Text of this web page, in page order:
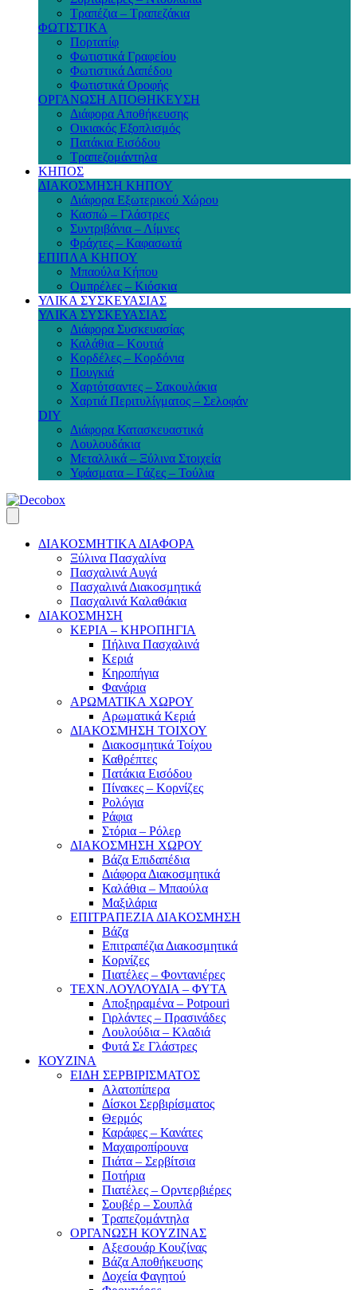
Τραπέζια – Τραπεζάκια
ΦΩΤΙΣΤΙΚΑ
Πορτατίφ
Φωτιστικά Γραφείου
Φωτιστικά Δαπέδου
Φωτιστικά Οροφής
ΟΡΓΑΝΩΣΗ ΑΠΟΘΗΚΕΥΣΗ
Διάφορα Αποθήκευσης
Οικιακός Εξοπλισμός
Πατάκια Εισόδου
Τραπεζομάντηλα
ΚΗΠΟΣ
ΔΙΑΚΟΣΜΗΣΗ ΚΗΠΟΥ
Διάφορα Εξωτερικού Χώρου
Κασπώ – Γλάστρες
Συντριβάνια – Λίμνες
Φράχτες – Καφασωτά
ΕΠΙΠΛΑ ΚΗΠΟΥ
Μπαούλα Κήπου
Ομπρέλες – Κιόσκια
ΥΛΙΚΑ ΣΥΣΚΕΥΑΣΙΑΣ
ΥΛΙΚΑ ΣΥΣΚΕΥΑΣΙΑΣ
Διάφορα Συσκευασίας
Καλάθια – Κουτιά
Κορδέλες – Κορδόνια
Πουγκιά
Χαρτότσαντες – Σακουλάκια
Χαρτιά Περιτυλίγματος – Σελοφάν
DIY
Διάφορα Κατασκευαστικά
Λουλουδάκια
Μεταλλικά – Ξύλινα Στοιχεία
Υφάσματα – Γάζες – Τούλια
ΔΙΑΚΟΣΜΗΤΙΚΑ ΔΙΑΦΟΡΑ
Ξύλινα Πασχαλίνα
Πασχαλινά Αυγά
Πασχαλινά Διακοσμητικά
Πασχαλινά Καλαθάκια
ΔΙΑΚΟΣΜΗΣΗ
ΚΕΡΙΑ – ΚΗΡΟΠΗΓΙΑ
Πήλινα Πασχαλινά
Κεριά
Κηροπήγια
Φανάρια
ΑΡΩΜΑΤΙΚΑ ΧΩΡΟΥ
Αρωματικά Κεριά
ΔΙΑΚΟΣΜΗΣΗ ΤΟΙΧΟΥ
Διακοσμητικά Τοίχου
Καθρέπτες
Πατάκια Εισόδου
Πίνακες – Κορνίζες
Ρολόγια
Ράφια
Στόρια – Ρόλερ
ΔΙΑΚΟΣΜΗΣΗ ΧΩΡΟΥ
Βάζα Επιδαπέδια
Διάφορα Διακοσμητικά
Καλάθια – Μπαούλα
Μαξιλάρια
ΕΠΙΤΡΑΠΕΖΙΑ ΔΙΑΚΟΣΜΗΣΗ
Βάζα
Επιτραπέζια Διακοσμητικά
Κορνίζες
Πιατέλες – Φοντανιέρες
ΤΕΧΝ.ΛΟΥΛΟΥΔΙΑ – ΦΥΤΑ
Αποξηραμένα – Potpouri
Γιρλάντες – Πρασινάδες
Λουλούδια – Κλαδιά
Φυτά Σε Γλάστρες
ΚΟΥΖΙΝΑ
ΕΙΔΗ ΣΕΡΒΙΡΙΣΜΑΤΟΣ
Αλατοπίπερα
Δίσκοι Σερβιρίσματος
Θερμός
Καράφες – Κανάτες
Μαχαιροπίρουνα
Πιάτα – Σερβίτσια
Ποτήρια
Πιατέλες – Ορντερβιέρες
Σουβέρ – Σουπλά
Τραπεζομάντηλα
ΟΡΓΑΝΩΣΗ ΚΟΥΖΙΝΑΣ
Αξεσουάρ Κουζίνας
Βάζα Αποθήκευσης
Δοχεία Φαγητού